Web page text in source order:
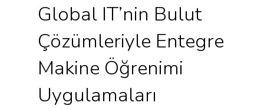
Global IT’nin Bulut
Çözümleriyle Entegre
Makine Öğrenimi
Uygulamaları